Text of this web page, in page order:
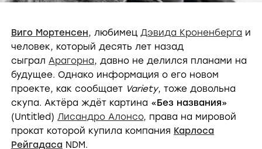
Виго Мортенсен, любимец Дэвида Кроненберга и
человек, который десять лет назад
сыграл Арагорна, давно не делился планами на
будущее. Однако информация о его новом
проекте, как сообщает Variety, тоже довольна
скупа. Актёра ждёт картина «Без названия»
(Untitled) Лисандро Алонсо, права на мировой
прокат которой купила компания Карлоса
Рейгадаса NDM.